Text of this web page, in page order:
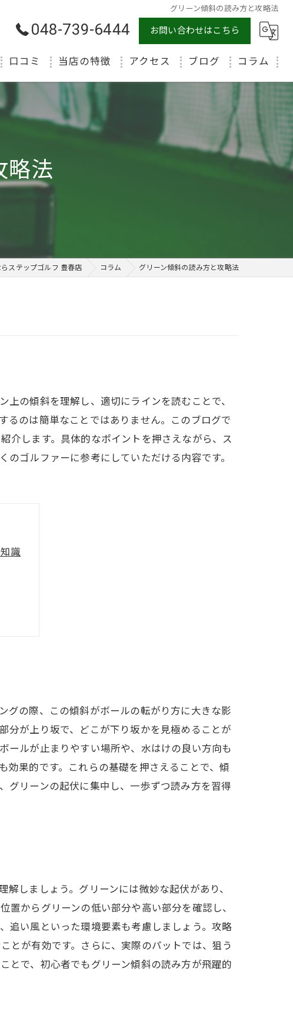
グリーン傾斜の読み方と攻略法
048-739-6444 お問い合わせはこちら
口コミ 当店の特徴
体験
アクセス ブログ コラム
略法
ステップゴルフ 豊春店 コラム グリーン傾斜の読み方と攻略法
の傾斜を理解し、適切にラインを読むことで、
るのは簡単なことではありません。このブログで
介します。具体的なポイントを押さえながら、ス
ゴルファーに参考にしていただける内容です。
識
術
グの際、この傾斜がボールの転がり方に大きな影
分が上り坂で、どこが下り坂かを見極めることが
ールが止まりやすい場所や、水はけの良い方向も
効果的です。これらの基礎を押さえることで、傾
グリーンの起伏に集中し、一歩ずつ読み方を習得
しましょう。グリーンには微妙な起伏があり、
からグリーンの低い部分や高い部分を確認し、
追い風といった環境要素も考慮しましょう。攻略
とが有効です。さらに、実際のパットでは、狙う
とで、初心者でもグリーン傾斜の読み方が飛躍的